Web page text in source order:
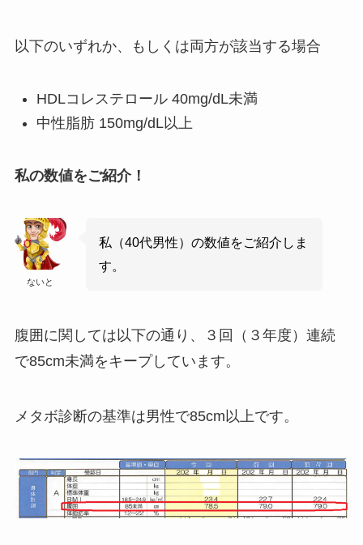
以下のいずれか、もしくは両方が該当する場合
HDLコレステロール 40mg/dL未満
中性脂肪 150mg/dL以上
私の数値をご紹介！
ないと
私（40代男性）の数値をご紹介しま
す。
腹囲に関しては以下の通り、３回（３年度）連続
で85cm未満をキープしています。
メタボ診断の基準は男性で85cm以上です。